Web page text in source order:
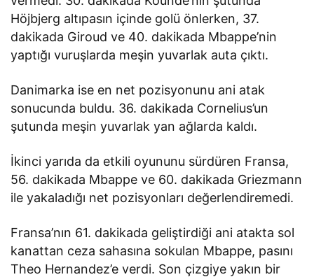
Höjbjerg altıpasın içinde golü önlerken, 37.
dakikada Giroud ve 40. dakikada Mbappe’nin
yaptığı vuruşlarda meşin yuvarlak auta çıktı.
Danimarka ise en net pozisyonunu ani atak
sonucunda buldu. 36. dakikada Cornelius’un
şutunda meşin yuvarlak yan ağlarda kaldı.
İkinci yarıda da etkili oyununu sürdüren Fransa,
56. dakikada Mbappe ve 60. dakikada Griezmann
ile yakaladığı net pozisyonları değerlendiremedi.
Fransa’nın 61. dakikada geliştirdiği ani atakta sol
kanattan ceza sahasına sokulan Mbappe, pasını
Theo Hernandez’e verdi. Son çizgiye yakın bir